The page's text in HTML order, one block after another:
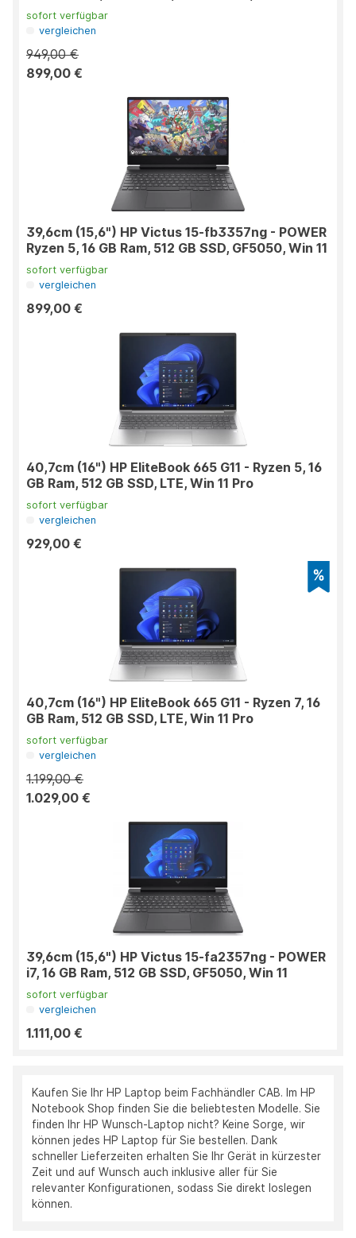
sofort verfügbar
vergleichen
949,00 €
899,00 €
39,6cm (15,6") HP Victus 15-fb3357ng - POWER
Ryzen 5, 16 GB Ram, 512 GB SSD, GF5050, Win 11
sofort verfügbar
vergleichen
899,00 €
40,7cm (16") HP EliteBook 665 G11 - Ryzen 5, 16
GB Ram, 512 GB SSD, LTE, Win 11 Pro
sofort verfügbar
vergleichen
929,00 €
40,7cm (16") HP EliteBook 665 G11 - Ryzen 7, 16
GB Ram, 512 GB SSD, LTE, Win 11 Pro
sofort verfügbar
vergleichen
1.199,00 €
1.029,00 €
39,6cm (15,6") HP Victus 15-fa2357ng - POWER
i7, 16 GB Ram, 512 GB SSD, GF5050, Win 11
sofort verfügbar
vergleichen
1.111,00 €
Kaufen Sie Ihr HP Laptop beim Fachhändler CAB. Im HP
Notebook Shop finden Sie die beliebtesten Modelle. Sie
finden Ihr HP Wunsch-Laptop nicht? Keine Sorge, wir
können jedes HP Laptop für Sie bestellen. Dank
schneller Lieferzeiten erhalten Sie Ihr Gerät in kürzester
Zeit und auf Wunsch auch inklusive aller für Sie
relevanter Konfigurationen, sodass Sie direkt loslegen
können.